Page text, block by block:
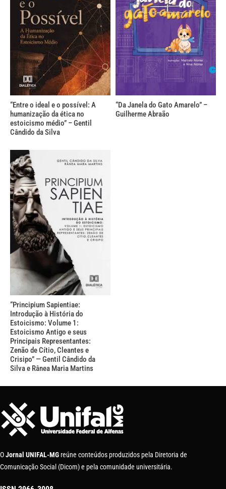
“Entre o ideal e o possível: A
humanização da ética no
estoicismo médio” – Gentil
Cândido da Silva
“Da Janela do Gato Amarelo” –
Guilherme Abraão
“Principium Sapientiae:
Introdução à História do
Estoicismo: Volume 1:
Estoicismo Antigo e seus
Principais Representantes:
Zenão de Cítio, Cleantes e
Crisipo” — Gentil Cândido da
Silva e Rânea Maria Martins
OJornal UNIFAL-MG reúne conteúdos produzidos pela Diretoria de
Comunicação Social (Dicom) e pela comunidade universitária.